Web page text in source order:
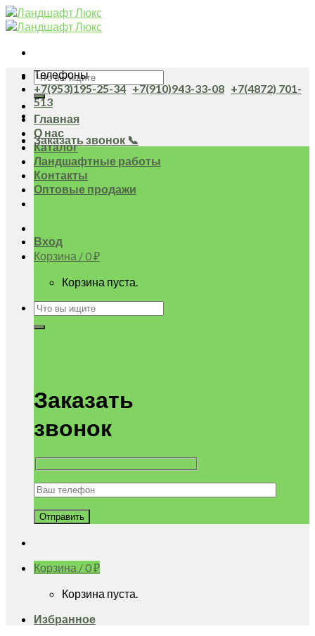
Skip
to
Искать:
Главная
О нас
Каталог
Ландшафтные работы
Контакты
Оптовые продажи
Вход
Корзина /0₽
Корзина пуста.
Искать:
Телефоны
+7(953)195-25-34 +7(910)943-33-08 +7(4872) 701-
513
Заказать звонок 📞
Заказать
звонок
Корзина /0₽
Корзина пуста.
Избранное